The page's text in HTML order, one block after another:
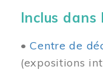
Inclus dans
•Centre de
(expositions